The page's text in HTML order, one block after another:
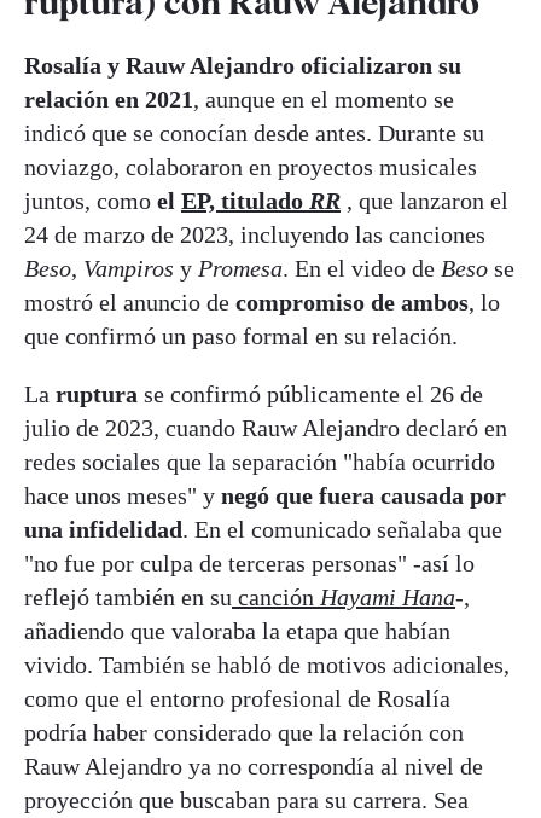
Rosalía y Rauw Alejandro oficializaron su
relación en 2021, aunque en el momento se
indicó que se conocían desde antes. Durante su
noviazgo, colaboraron en proyectos musicales
juntos, como el EP, titulado RR , que lanzaron el
24 de marzo de 2023, incluyendo las canciones
Beso, Vampiros y Promesa. En el video de Beso se
mostró el anuncio de compromiso de ambos, lo
que confirmó un paso formal en su relación.
La ruptura se confirmó públicamente el 26 de
julio de 2023, cuando Rauw Alejandro declaró en
redes sociales que la separación "había ocurrido
hace unos meses" y negó que fuera causada por
una infidelidad. En el comunicado señalaba que
"no fue por culpa de terceras personas" -así lo
reflejó también en su canción Hayami Hana-,
añadiendo que valoraba la etapa que habían
vivido. También se habló de motivos adicionales,
como que el entorno profesional de Rosalía
podría haber considerado que la relación con
Rauw Alejandro ya no correspondía al nivel de
proyección que buscaban para su carrera. Sea